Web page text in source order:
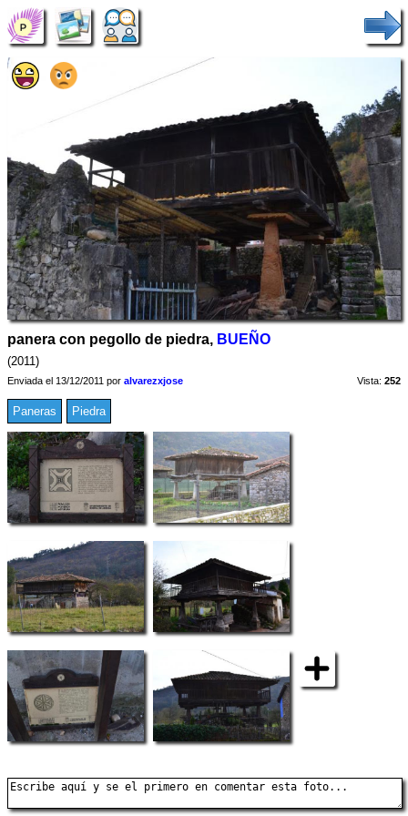
panera con pegollo de piedra, BUEÑO
(2011)
Enviada el 13/12/2011 por alvarezxjose Vista: 252
Paneras Piedra